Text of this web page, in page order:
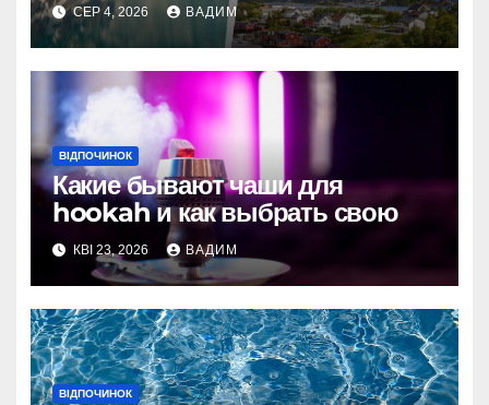
СЕР 4, 2026 ВАДИМ
ВІДПОЧИНОК
Какие бывают чаши для
hookah и как выбрать свою
КВІ 23, 2026 ВАДИМ
ВІДПОЧИНОК